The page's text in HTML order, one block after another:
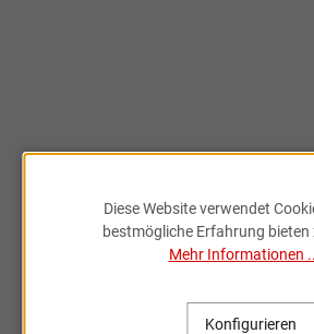
Diese Website verwendet
bestmögliche Erfahrung bieten
Mehr Informationen
Konfigurieren